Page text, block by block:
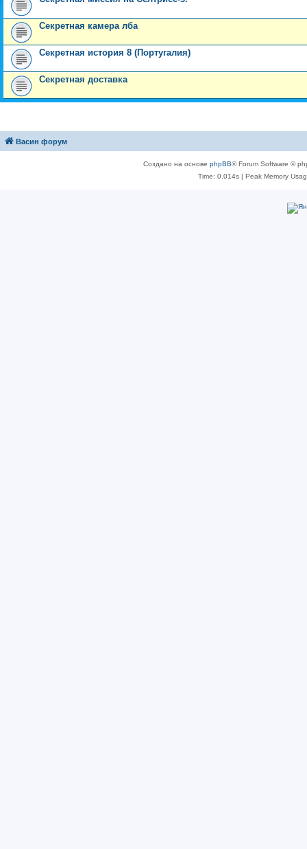
Секретная камера лба
Секретная история 8 (Португалия)
Секретная доставка
Васин форум
Создано на основе phpBB® Forum Software ©
Time: 0.014s| Peak Memory